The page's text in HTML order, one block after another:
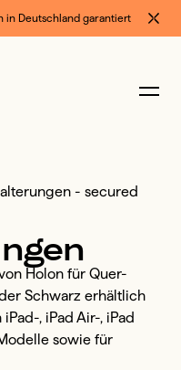
in Deutschland garantiert
- secured
Holon für Quer-
Schwarz erhältlich
, iPad Air-, iPad
sowie für